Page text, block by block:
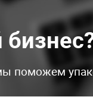
поможем